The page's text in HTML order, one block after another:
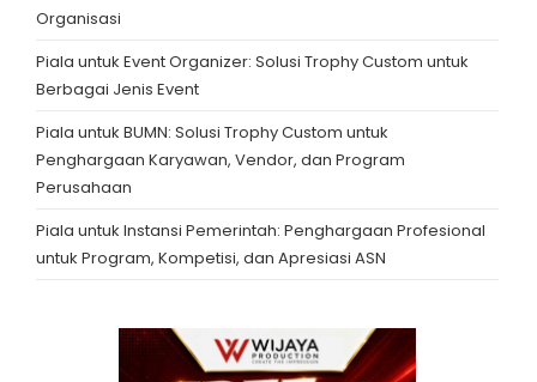
Organisasi
Piala untuk Event Organizer: Solusi Trophy Custom untuk
Berbagai Jenis Event
Piala untuk BUMN: Solusi Trophy Custom untuk
Penghargaan Karyawan, Vendor, dan Program
Perusahaan
Piala untuk Instansi Pemerintah: Penghargaan Profesional
untuk Program, Kompetisi, dan Apresiasi ASN